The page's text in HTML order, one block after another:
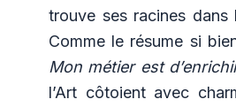
trouve ses racines dans
Comme le résume si
Mon métier est
l’Art côtoient avec